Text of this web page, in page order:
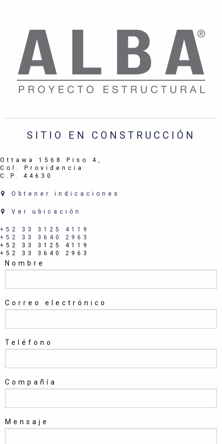
SITIO EN CONSTRUCCIÓN
Ottawa 1568 Piso 4,
Col. Providencia
C.P. 44630
Obtener indicaciones
Ver ubicación
+52 33 3125 4119
+52 33 3640 2963
+52 33 3125 4119
+52 33 3640 2963
Nombre
Correo electrónico
Teléfono
Compañía
Mensaje